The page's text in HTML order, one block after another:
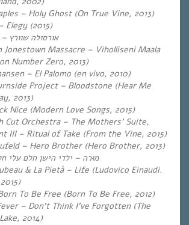
– Holy Ghost (On True Vine, 2013)
Elegy (2015)
(אורסולה שוורץ
Jonestown Massacre – Viholliseni Maala
Number Zero, 2013)
– El Palomo (en vivo, 2010)
Project – Bloodstone (Hear Me
2013)
Nice (Modern Love Songs, 2015)
Cut Orchestra – The Mothers’ Suite,
III – Ritual of Take (From the Vine, 2015)
– Hero Brother (Hero Brother, 2013)
(מוּרה – ילדי הישן חלם עלי
& La Pietà – Life (Ludovico Einaudi.
To Be Free (Born To Be Free, 2012)
– Don’t Think I’ve Forgotten (The
2014)